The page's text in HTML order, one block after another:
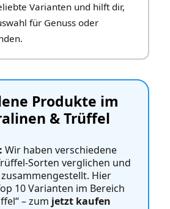
Varianten und hilft dir,
für Genuss oder
Produkte im
& Trüffel
Wir haben verschiedene
verglichen und
Hier
10 Varianten im Bereich
– zum jetzt kaufen